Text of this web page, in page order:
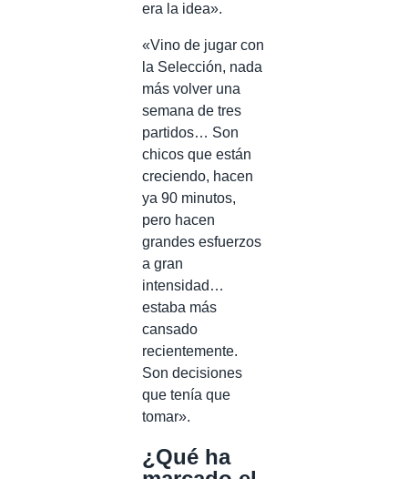
era la idea».
«Vino de jugar con
la Selección, nada
más volver una
semana de tres
partidos… Son
chicos que están
creciendo, hacen
ya 90 minutos,
pero hacen
grandes esfuerzos
a gran
intensidad…
estaba más
cansado
recientemente.
Son decisiones
que tenía que
tomar».
¿Qué ha